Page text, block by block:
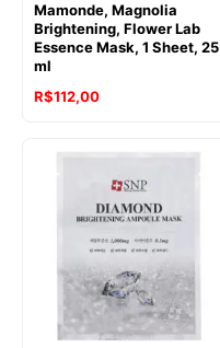
Mamonde, Magnolia
Brightening, Flower Lab
Essence Mask, 1 Sheet, 25
ml
R$112,00